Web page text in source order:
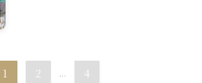
1 2 ... 4